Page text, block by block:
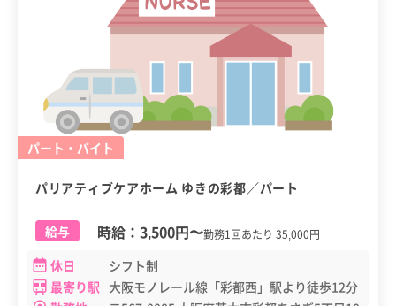
パート・バイト
パリアティブケアホーム ゆきの彩都／パート
給与 時給： 3,500円〜勤務1回あたり 35,000円
休日
シフト制
最寄り駅 大阪モノレール線「彩都西」駅より徒歩12分